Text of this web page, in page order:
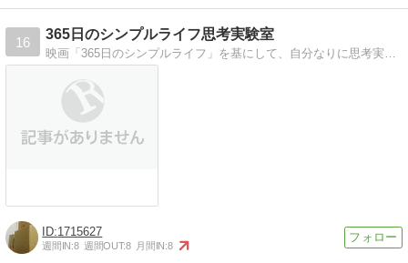
16
365日のシンプルライフ思考実験室
1715627
週間IN:8 週間OUT:8 月間IN:8